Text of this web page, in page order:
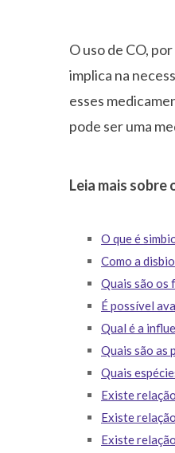
O uso de CO,
implica na
esses
pode ser uma
Leia mais sobre
O que é
Como a
Quais são os
É possível
Qual é a
Quais são as
Quais
Existe
Existe
Existe